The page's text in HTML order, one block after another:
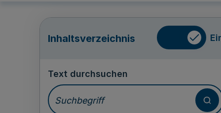
Inhaltsverzeichnis
Text durchsuchen